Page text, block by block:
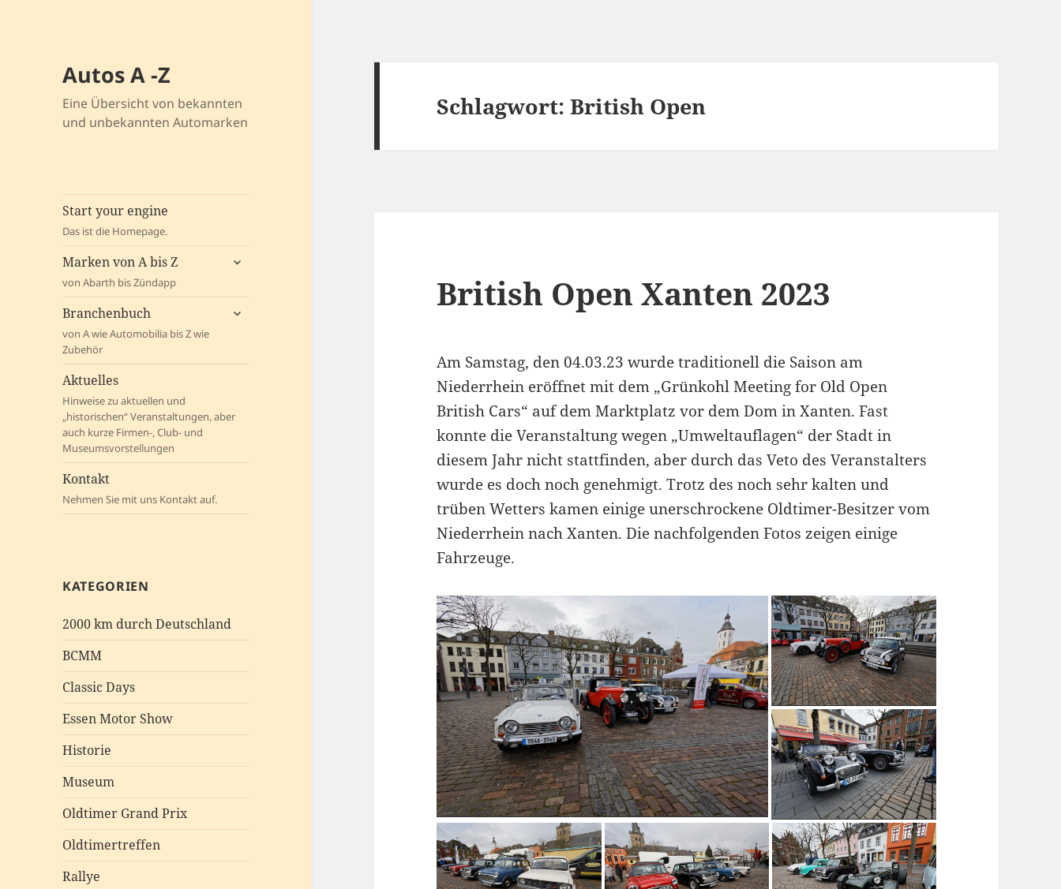
Autos A -Z
Eine Übersicht von bekannten
und unbekannten Automarken
Start your engine
Das ist die Homepage.
Marken von A bis Z
von Abarth bis Zündapp
untermenü
Branchenbuch
von A wie Automobilia bis Z wie
Zubehör
untermenü
Aktuelles
Hinweise zu aktuellen und
„historischen“ Veranstaltungen, aber
auch kurze Firmen-, Club- und
Museumsvorstellungen
Kontakt
Nehmen Sie mit uns Kontakt auf.
KATEGORIEN
2000 km durch Deutschland
BCMM
Classic Days
Essen Motor Show
Historie
Museum
Oldtimer Grand Prix
Oldtimertreffen
Rallye
Schlagwort:British Open
British Open Xanten 2023
Am Samstag, den 04.03.23 wurde traditionell die Saison am
Niederrhein eröffnet mit dem „Grünkohl Meeting for Old Open
British Cars“ auf dem Marktplatz vor dem Dom in Xanten. Fast
konnte die Veranstaltung wegen „Umweltauflagen“ der Stadt in
diesem Jahr nicht stattfinden, aber durch das Veto des Veranstalters
wurde es doch noch genehmigt. Trotz des noch sehr kalten und
trüben Wetters kamen einige unerschrockene Oldtimer-Besitzer vom
Niederrhein nach Xanten. Die nachfolgenden Fotos zeigen einige
Fahrzeuge.